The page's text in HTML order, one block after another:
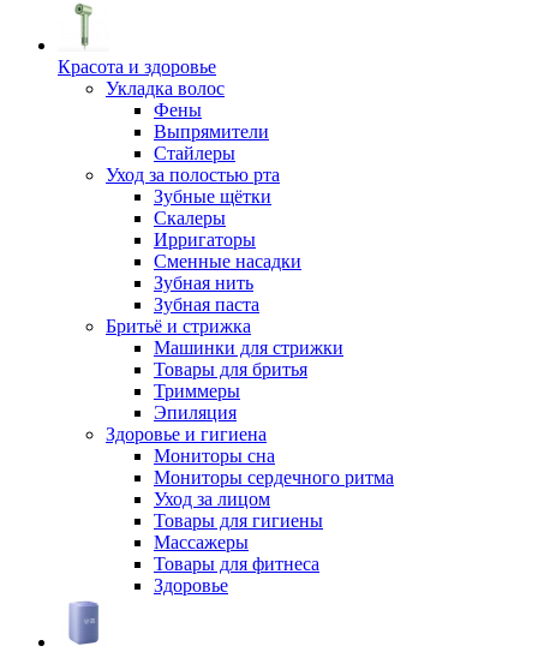
Красота и здоровье
Укладка волос
Фены
Выпрямители
Стайлеры
Уход за полостью рта
Зубные щётки
Скалеры
Ирригаторы
Сменные насадки
Зубная нить
Зубная паста
Бритьё и стрижка
Машинки для стрижки
Товары для бритья
Триммеры
Эпиляция
Здоровье и гигиена
Мониторы сна
Мониторы сердечного ритма
Уход за лицом
Товары для гигиены
Массажеры
Товары для фитнеса
Здоровье